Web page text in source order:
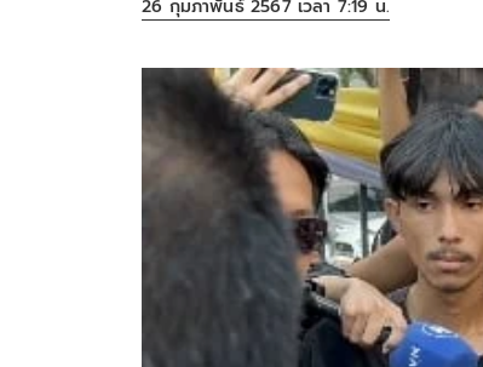
26 กุมภาพันธ์ 2567 เวลา 7:19 น.